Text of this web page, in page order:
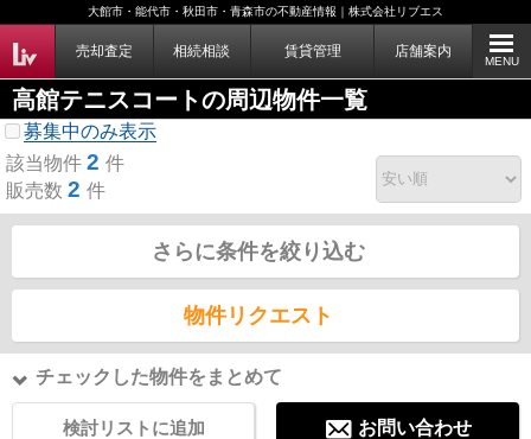
大館市・能代市・秋田市・青森市の不動産情報｜株式会社リブエス
売却査定 相続相談 賃貸管理 店舗案内
MENU
高館テニスコートの周辺物件一覧
募集中のみ表示
該当物件 2 件
販売数 2 件
さらに条件を絞り込む
物件リクエスト
チェックした物件をまとめて
検討リストに追加 お問い合わせ